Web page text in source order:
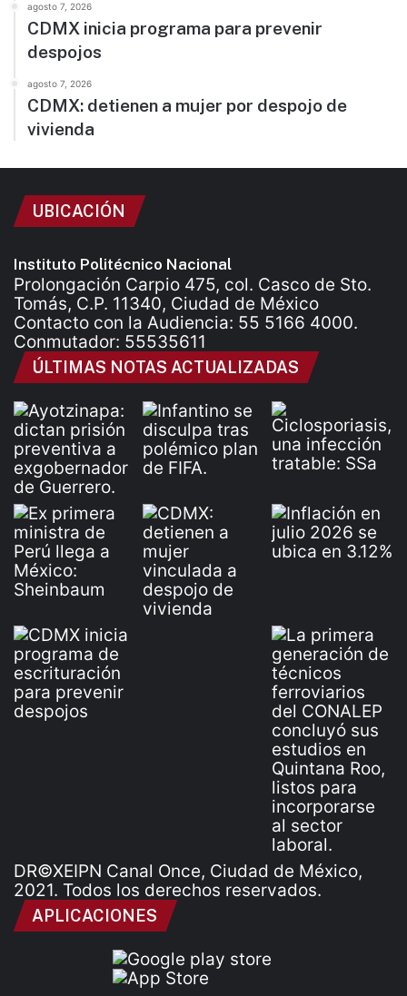
agosto 7, 2026
CDMX inicia programa para prevenir
despojos
agosto 7, 2026
CDMX: detienen a mujer por despojo de
vivienda
UBICACIÓN
Instituto Politécnico Nacional
Prolongación Carpio 475, col. Casco de Sto.
Tomás, C.P. 11340, Ciudad de México
Contacto con la Audiencia: 55 5166 4000.
Conmutador: 55535611
ÚLTIMAS NOTAS ACTUALIZADAS
DR©XEIPN Canal Once, Ciudad de México,
2021. Todos los derechos reservados.
APLICACIONES